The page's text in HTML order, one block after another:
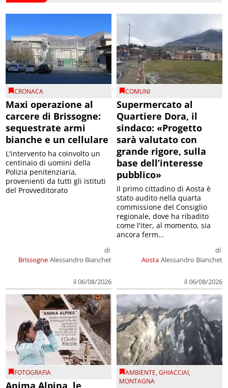
CRONACA
Maxi operazione al
carcere di Brissogne:
sequestrate armi
bianche e un cellulare
Brissogne
di
Alessandro Bianchet
il 06/08/2026
L'intervento ha coinvolto un
centinaio di uomini della
Polizia penitenziaria,
provenienti da tutti gli istituti
del Provveditorato
COMUNI
Supermercato al
Quartiere Dora, il
sindaco: «Progetto
sarà valutato con
grande rigore, sulla
base dell’interesse
pubblico»
Aosta
di
Alessandro Bianchet
il 06/08/2026
Il primo cittadino di Aosta è
stato audito nella quarta
commissione del Consiglio
regionale, dove ha ribadito
come l'iter, al momento, sia
ancora ferm...
FOTOGRAFIA
Anima Alpina, le
AMBIENTE,GHIACCIAI,
MONTAGNA